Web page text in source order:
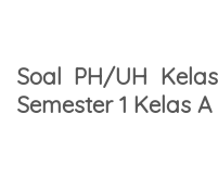
Soal PH/UH
Semester 1 Kelas A